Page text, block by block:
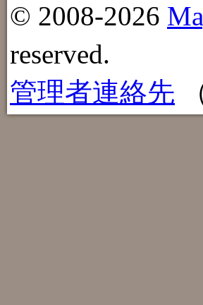
© 2008-2026
reserved.
管理者連絡先